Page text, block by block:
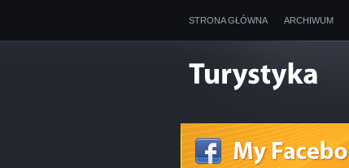
STRONA GŁÓWNA ARCHIWUM